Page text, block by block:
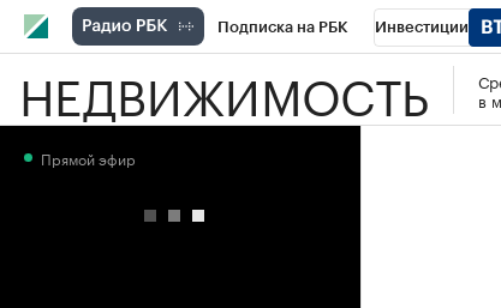
Подписка на РБК Инвестиции
РБК Вино Спорт Школа
НЕДВИЖИМОСТЬ
в
Прямой эфир